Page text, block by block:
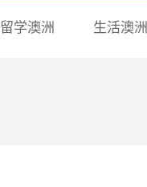
留学澳洲 生活澳洲